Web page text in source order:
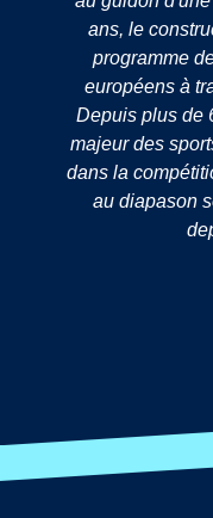
ans, le
programme
européens à
Depuis plus de
majeur des
dans la
au diapason